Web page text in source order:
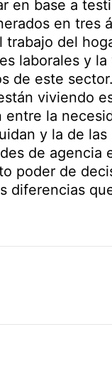
en base a
en tres
del
laborales y
de este
viviendo
la
y la de
de
poder de
diferencias